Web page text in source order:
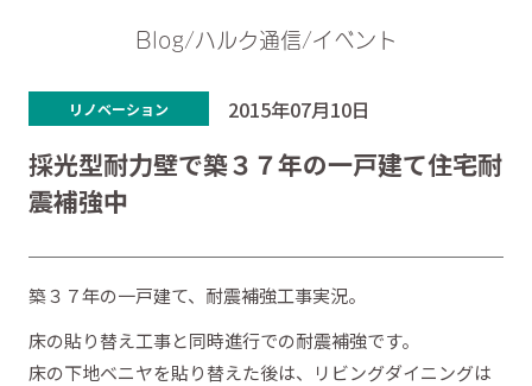
Blog/ハルク通信/イベント
リノベーション 2015年07月10日
採光型耐力壁で築３７年の一戸建て住宅耐
震補強中
築３７年の一戸建て、耐震補強工事実況。
床の貼り替え工事と同時進行での耐震補強です。
床の下地ベニヤを貼り替えた後は、リビングダイニングは